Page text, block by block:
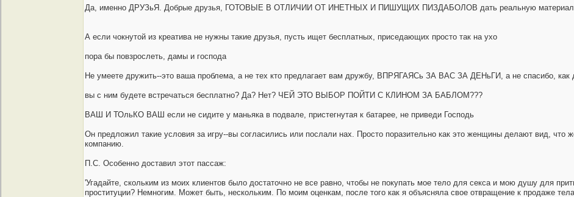
Да, именно ДРУЗьЯ. Добрые друзья, ГОТОВЫЕ В ОТЛИЧИИ ОТ ИНЕТНЫХ И ПИШУЩИХ ПИЗДАБОЛОВ дать реальную
А если чокнутой из креатива не нужны такие друзья, пусть ищет бесплатных, приседающих просто так на ухо
пора бы повзрослеть, дамы и господа
Не умеете дружить--это ваша проблема, а не тех кто предлагает вам дружбу, ВПРЯГАЯСь ЗА ВАС ЗА ДЕНьГИ, а не спасибо, как
вы с ним будете встречаться бесплатно? Да? Нет? ЧЕЙ ЭТО ВЫБОР ПОЙТИ С КЛИНОМ ЗА БАБЛОМ???
ВАШ И ТОльКО ВАШ если не сидите у маньяка в подвале, пристегнутая к батарее, не приведи Господь
Он предложил такие условия за игру--вы согласились или послали нах. Просто поразительно как это женщины делают вид, что
компанию.
П.С. Особенно доставил этот пассаж:
'Угадайте, скольким из моих клиентов было достаточно не все равно, чтобы не покупать мое тело для секса и мою душу для
проституции? Немногим. Может быть, нескольким. По моим оценкам, после того как я объясняла свое отвращение к продаже